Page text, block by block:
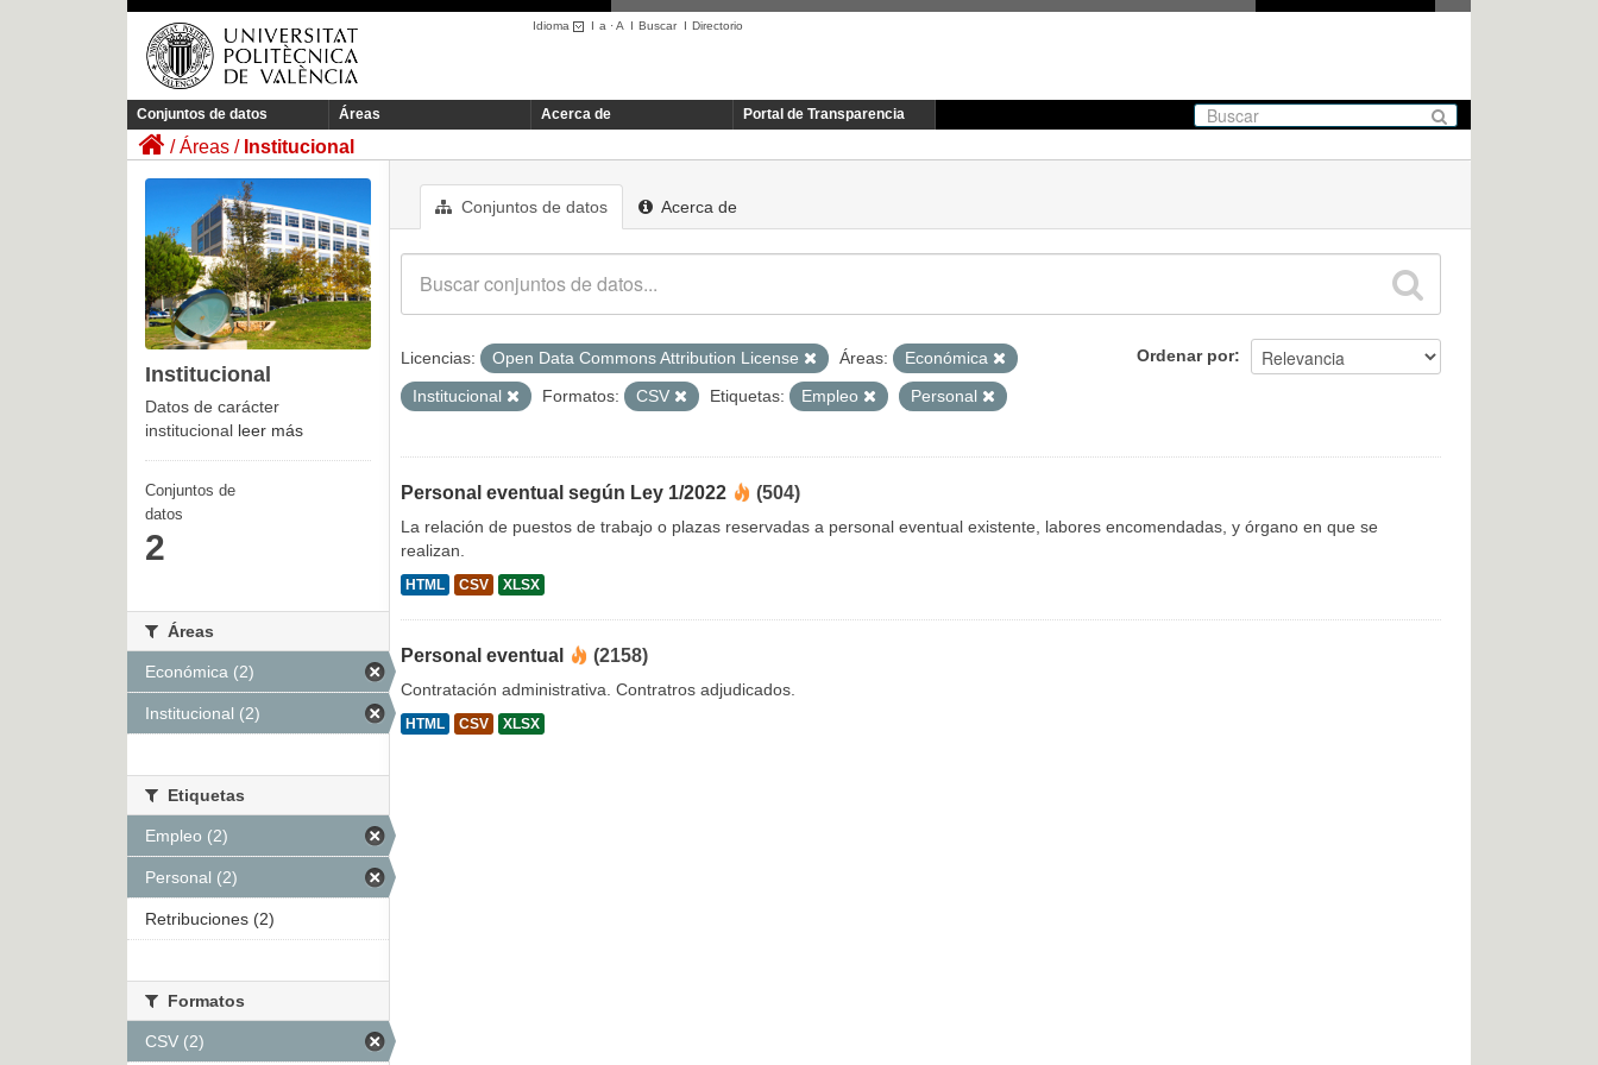
Idioma I a ·A I BuscarI Directorio
Conjuntos de datos Áreas Acerca de Portal de Transparencia
Áreas Institucional
Conjuntos de datos Acerca de
Ordenar por
Licencias: Open Data Commons Attribution License Áreas:
Económica
Institucional
Formatos: CSV Etiquetas: Empleo Personal
Personal eventual según Ley 1/2022 (504)
La relación de puestos de trabajo o plazas reservadas a personal eventual existente, labores encomendadas, y órgano en que se
realizan.
HTML CSV XLSX
Personal eventual (2158)
Contratación administrativa. Contratros adjudicados.
HTML CSV XLSX
Institucional
Datos de carácter
institucional leer más
Conjuntos de
datos
2
Áreas
Económica (2)
Institucional (2)
Etiquetas
Empleo (2)
Personal (2)
Retribuciones (2)
Formatos
CSV (2)